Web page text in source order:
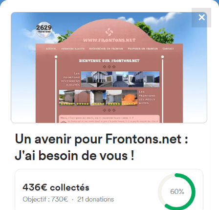
FRONTONS.NET
BUSCAR UN FRONTÓN
AÑADIR UN FRONTÓN
4784
frontones
28189 Torremocha de Jarama,
Calle Río 20 España
✕